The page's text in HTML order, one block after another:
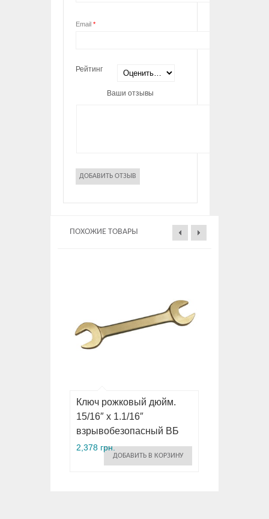
Email *
Рейтинг
Ваши отзывы
ПОХОЖИЕ ТОВАРЫ
Ключ рожковый дюйм.
15/16″ x 1.1/16″
взрывобезопасный ВБ
2,378 грн.
ДОБАВИТЬ В КОРЗИНУ